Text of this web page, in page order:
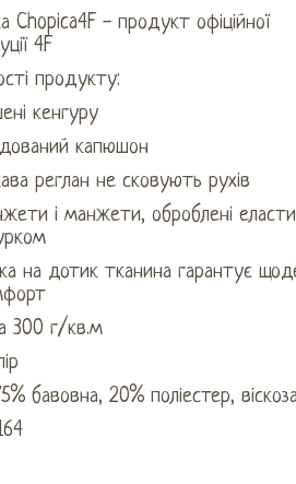
Chopica4F - продукт офіційної
4F
продукту:
кенгуру
капюшон
реглан не сковують рухів
і манжети, оброблені
на дотик тканина гарантує
300 г/кв.м
бавовна, 20% поліестер,